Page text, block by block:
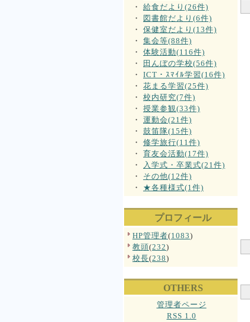
・ 給食だより(26件)
・
図書館だより(6件)
・ 保健室だより(13件)
・ 集会等(88件)
・ 体験活動(116件)
・
田んぼの学校(56件)
・ ICT・ｽﾏｲﾙ学習(16件)
・ 花まる学習(25件)
・ 校内研究(7件)
・ 授業参観(33件)
・ 運動会(21件)
・ 鼓笛隊(15件)
・ 修学旅行(11件)
・ 育友会活動(17件)
・
入学式・卒業式(21件)
・ その他(12件)
・ ★各種様式(1件)
プロフィール
HP管理者(1083)
教頭(232)
校長(238)
OTHERS
管理者ページ
RSS 1.0